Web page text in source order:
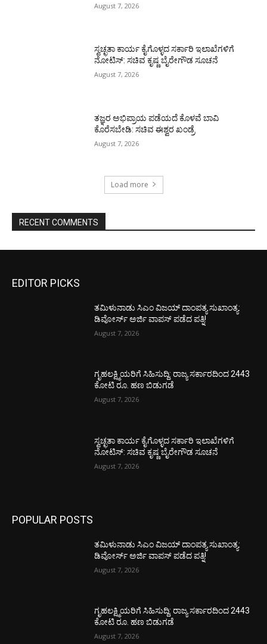
August 7, 2026
ಸ್ವಚ್ಛತಾ ಕಾರ್ಯ ಕೈಗೊಳ್ಳದ ಸರ್ಕಾರಿ ಇಲಾಖೆಗಳಿಗೆ
ನೋಟಿಸ್: ಸಚಿವ ಕೃಷ್ಣ ಬೈರೇಗೌಡ ಸೂಚನೆ
August 7, 2026
ತಜ್ಞರ ಅಭಿಪ್ರಾಯ ಪಡೆಯದೆ ಕೊಳವೆ ಬಾವಿ
ಕೊರೆಸಬೇಡಿ: ಸಚಿವ ಈಶ್ವರ ಖಂಡ್ರೆ
August 7, 2026
Load more
RECENT COMMENTS
EDITOR PICKS
ತಮಿಳುನಾಡು ಸಿಎಂ ವಿಜಯ್‌ ದಾಂಪತ್ಯ ಸುಖಾಂತ್ಯ:
ಡಿವೋರ್ಸ್‌ ಅರ್ಜಿ ವಾಪಸ್‌ ಪಡೆದ ಪತ್ನಿ!
August 7, 2026
ಗೃಹಲಕ್ಷ್ಮಿಯರಿಗೆ ಸಿಹಿಸುದ್ದಿ: ರಾಜ್ಯ ಸರ್ಕಾರದಿಂದ 2443
ಕೋಟಿ ರೂ. ಹಣ ಬಿಡುಗಡೆ
August 7, 2026
ಸ್ವಚ್ಛತಾ ಕಾರ್ಯ ಕೈಗೊಳ್ಳದ ಸರ್ಕಾರಿ ಇಲಾಖೆಗಳಿಗೆ
ನೋಟಿಸ್: ಸಚಿವ ಕೃಷ್ಣ ಬೈರೇಗೌಡ ಸೂಚನೆ
August 7, 2026
POPULAR POSTS
ತಮಿಳುನಾಡು ಸಿಎಂ ವಿಜಯ್‌ ದಾಂಪತ್ಯ ಸುಖಾಂತ್ಯ:
ಡಿವೋರ್ಸ್‌ ಅರ್ಜಿ ವಾಪಸ್‌ ಪಡೆದ ಪತ್ನಿ!
August 7, 2026
ಗೃಹಲಕ್ಷ್ಮಿಯರಿಗೆ ಸಿಹಿಸುದ್ದಿ: ರಾಜ್ಯ ಸರ್ಕಾರದಿಂದ 2443
ಕೋಟಿ ರೂ. ಹಣ ಬಿಡುಗಡೆ
August 7, 2026